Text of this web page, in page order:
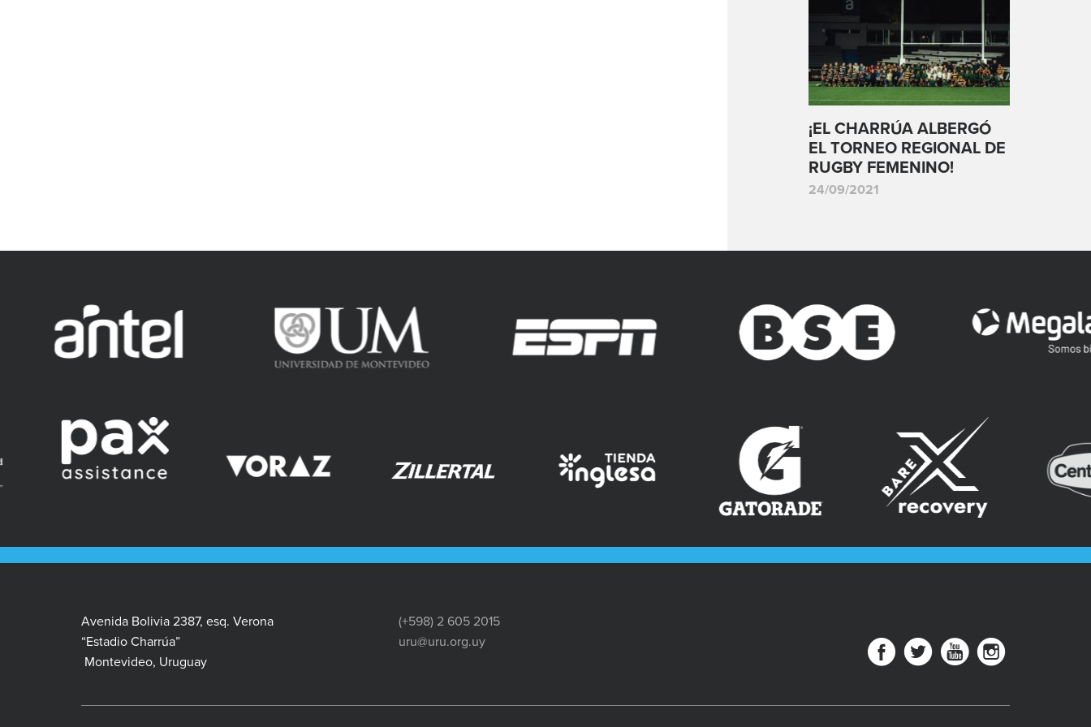
¡EL CHARRÚA ALBERGÓ
EL TORNEO REGIONAL DE
RUGBY FEMENINO!
24/09/2021
Avenida Bolivia 2387, esq. Verona
“Estadio Charrúa”
Montevideo, Uruguay
(+598) 2 605 2015
uru@uru.org.uy